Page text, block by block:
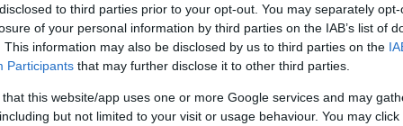
to third parties prior to your opt-out. You may separately
of your personal information by third parties on the IAB’s list of
This information may also be disclosed by us to third parties on the
Participants that may further disclose it to other third parties.
that this website/app uses one or more Google services and may
but not limited to your visit or usage behaviour. You may